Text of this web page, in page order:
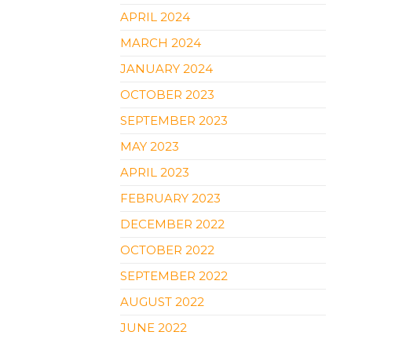
APRIL 2024
MARCH 2024
JANUARY 2024
OCTOBER 2023
SEPTEMBER 2023
MAY 2023
APRIL 2023
FEBRUARY 2023
DECEMBER 2022
OCTOBER 2022
SEPTEMBER 2022
AUGUST 2022
JUNE 2022